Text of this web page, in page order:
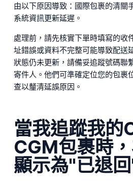
由以下原因導致：國際包裹的清關
系統資訊更新延遲。
處理前，請先核實下單時填寫的收
址錯誤或資料不完整可能導致配送
狀態仍未更新，請備妥追蹤號碼聯
寄件人。他們可準確定位您的包裹
查以釐清延誤原因。
當我追蹤我的
CGM包裹時
顯示為"已退